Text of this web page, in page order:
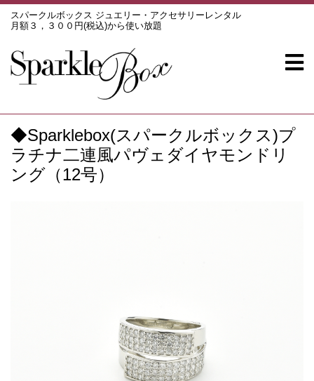
スパークルボックス ジュエリー・アクセサリーレンタル
月額３，３００円(税込)から使い放題
◆Sparklebox(スパークルボックス)プ
ラチナ二連風パヴェダイヤモンドリ
ング（12号）